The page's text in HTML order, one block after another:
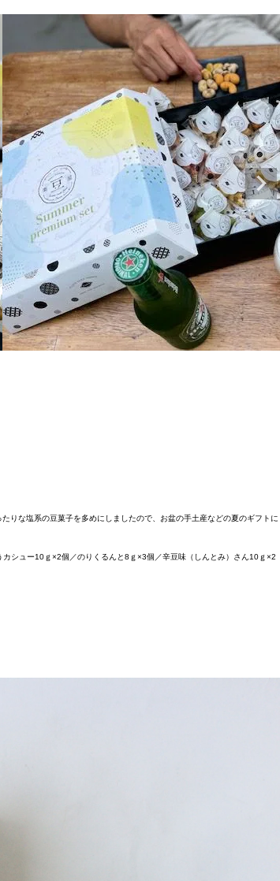
りな塩系の豆菓子を多めにしましたので、お盆の手土産などの夏のギフトに
シュー10ｇ×2個／のりくるんと8ｇ×3個／辛豆味（しんとみ）さん10ｇ×2